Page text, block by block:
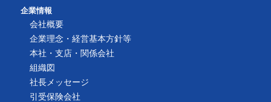
企業情報
会社概要
企業理念・経営基本方針等
本社・支店・関係会社
組織図
社長メッセージ
引受保険会社